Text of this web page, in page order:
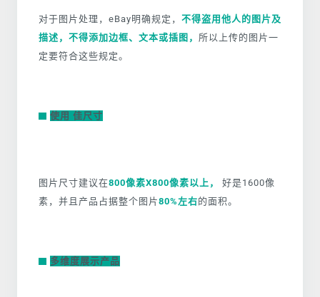
对于图片处理，eBay明确规定， 不得盗用他人的图片及
描述，不得添加边框、文本或插图， 所以上传的图片一
定要符合这些规定。
使用 佳尺寸
图片尺寸建议在800像素X800像素以上，
好是1600像
素，并且产品占据整个图片80%左右的面积。
多维度展示产品